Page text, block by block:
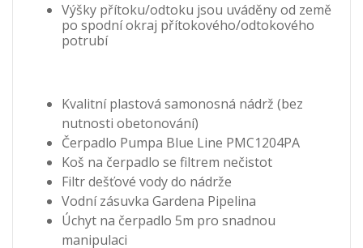
Výšky přítoku/odtoku jsou uváděny od země
po spodní okraj přítokového/odtokového
potrubí
Kvalitní plastová samonosná nádrž (bez
nutnosti obetonování)
Čerpadlo Pumpa Blue Line PMC1204PA
Koš na čerpadlo se filtrem nečistot
Filtr dešťové vody do nádrže
Vodní zásuvka Gardena Pipelina
Úchyt na čerpadlo 5m pro snadnou
manipulaci